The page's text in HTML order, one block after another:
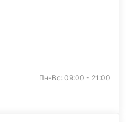
Пн-Вс: 09:00 - 21:00